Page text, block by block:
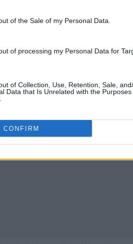
of the Sale of my Personal Data.
of processing my Personal Data for
of Collection, Use, Retention, Sale,
Data that Is Unrelated with the
CONFIRM